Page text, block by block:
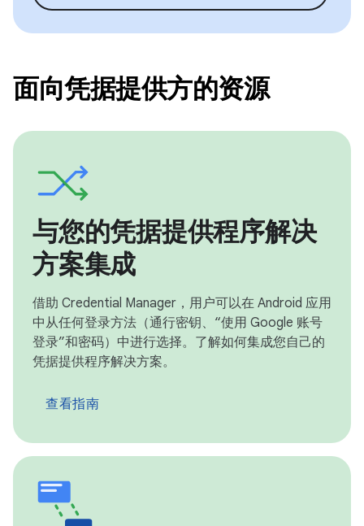
面向凭据提供方的资源
与您的凭据提供程序解决
方案集成
借助 Credential Manager，用户可以在 Android 应用
中从任何登录方法（通行密钥、“使用 Google 账号
登录”和密码）中进行选择。了解如何集成您自己的
凭据提供程序解决方案。
查看指南